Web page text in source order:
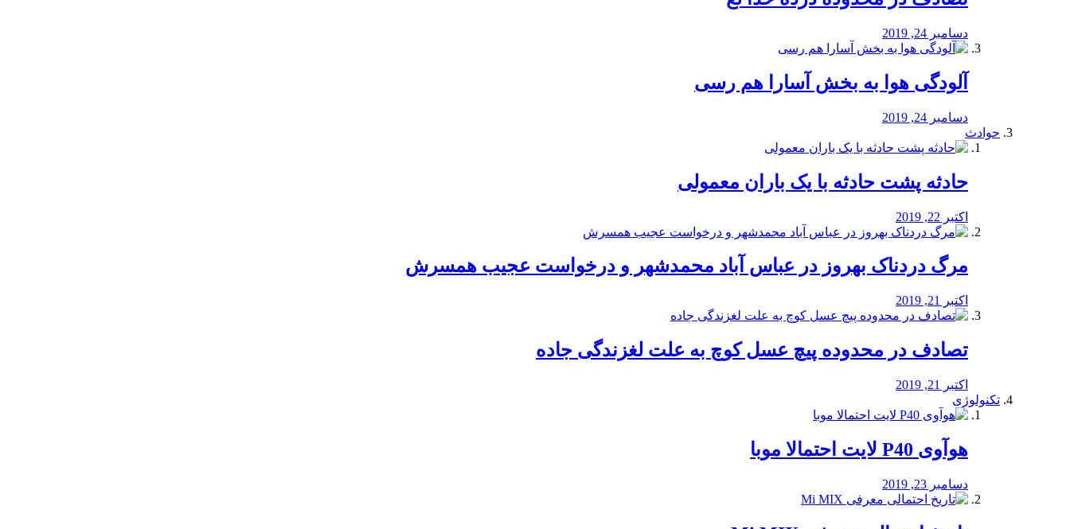
دسامبر 24, 2019
آلودگی هوا به بخش آسارا هم رسی
دسامبر 24, 2019
حوادث
️حادثه پشت حادثه با یک باران معمولی
اکتبر 22, 2019
مرگ دردناک بهروز در عباس آباد محمدشهر و درخواست عجیب همسرش
اکتبر 21, 2019
تصادف در محدوده پیچ عسل کوچ به علت لغزندگی جاده
اکتبر 21, 2019
تکنولوژی
هوآوی P40 لایت احتمالا موبا
دسامبر 23, 2019